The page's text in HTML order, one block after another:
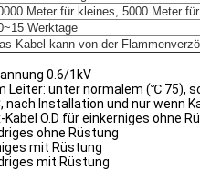
Meter für kleines, 5000 Meter
Werktage
Kabel kann von der
0.6/1kV
Leiter: unter normalem (℃ 75),
nach Installation und nur wenn
Kabel O.D für einkerniges ohne
ohne Rüstung
mit Rüstung
mit Rüstung